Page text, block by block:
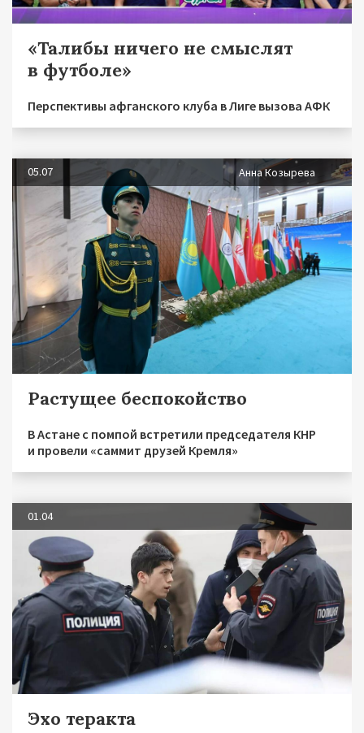
«Талибы ничего не смыслят
в футболе»
Перспективы афганского клуба в Лиге вызова АФК
05.07 Анна Козырева
Растущее беспокойство
В Астане с помпой встретили председателя КНР
и провели «саммит друзей Кремля»
01.04
Эхо теракта